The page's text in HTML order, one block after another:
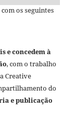
os seguintes
e concedem à
, com o trabalho
Creative
do
e publicação